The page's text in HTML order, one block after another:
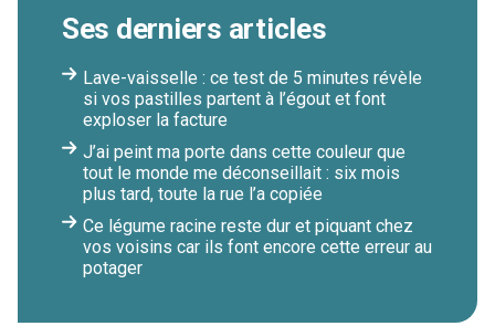
Ses derniers articles
Lave-vaisselle : ce test de 5 minutes révèle
si vos pastilles partent à l’égout et font
exploser la facture
J’ai peint ma porte dans cette couleur que
tout le monde me déconseillait : six mois
plus tard, toute la rue l’a copiée
Ce légume racine reste dur et piquant chez
vos voisins car ils font encore cette erreur au
potager